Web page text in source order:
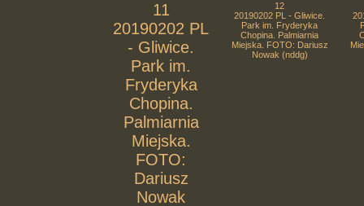
11
20190202 PL
- Gliwice.
Park im.
Fryderyka
Chopina.
Palmiarnia
Miejska.
FOTO:
Dariusz
Nowak
12
20190202 PL - Gliwice.
Park im. Fryderyka
Chopina. Palmiarnia
Miejska. FOTO: Dariusz
Nowak (nddg)